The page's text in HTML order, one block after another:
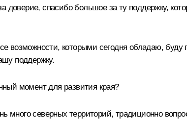
спасибо большое за ту поддержку,
возможности, которыми сегодня обладаю,
поддержку.
момент для развития края?
северных территорий, традиционно